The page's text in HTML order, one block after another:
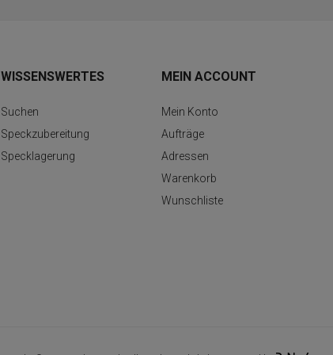
WISSENSWERTES
Suchen
Speckzubereitung
Specklagerung
MEIN ACCOUNT
Mein Konto
Aufträge
Adressen
Warenkorb
Wunschliste